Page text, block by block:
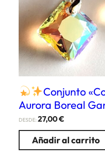
Conjunto
Aurora Boreal
DESDE: 27,00€
Añadir al carrito